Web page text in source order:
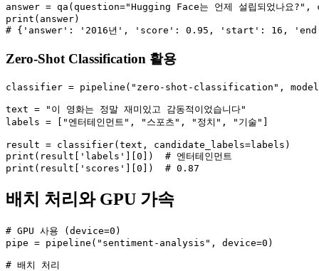
answer = qa(question="Hugging Face는 언제 설립되었나요
print(answer)
# {'answer': '2016년', 'score': 0.95, 'start': 16,
Zero-Shot Classification 활용
classifier = pipeline("zero-shot-classification",
text = "이 영화는 정말 재미있고 감동적이었습니다"
labels = ["엔터테인먼트", "스포츠", "정치", "기술"]
result = classifier(text, candidate_labels=labels)
print(result['labels'][0])  # 엔터테인먼트
print(result['scores'][0])  # 0.87
배치 처리와 GPU 가속
# GPU 사용 (device=0)
pipe = pipeline("sentiment-analysis", device=0)
# 배치 처리